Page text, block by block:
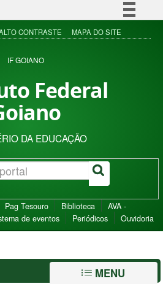
Simplifique!
Acesso à informação
CONTRASTE MAPA DO SITE
IF GOIANO
Federal
DA EDUCAÇÃO
Pag Tesouro Biblioteca
AVA -
de eventos Periódicos Ouvidoria
MENU